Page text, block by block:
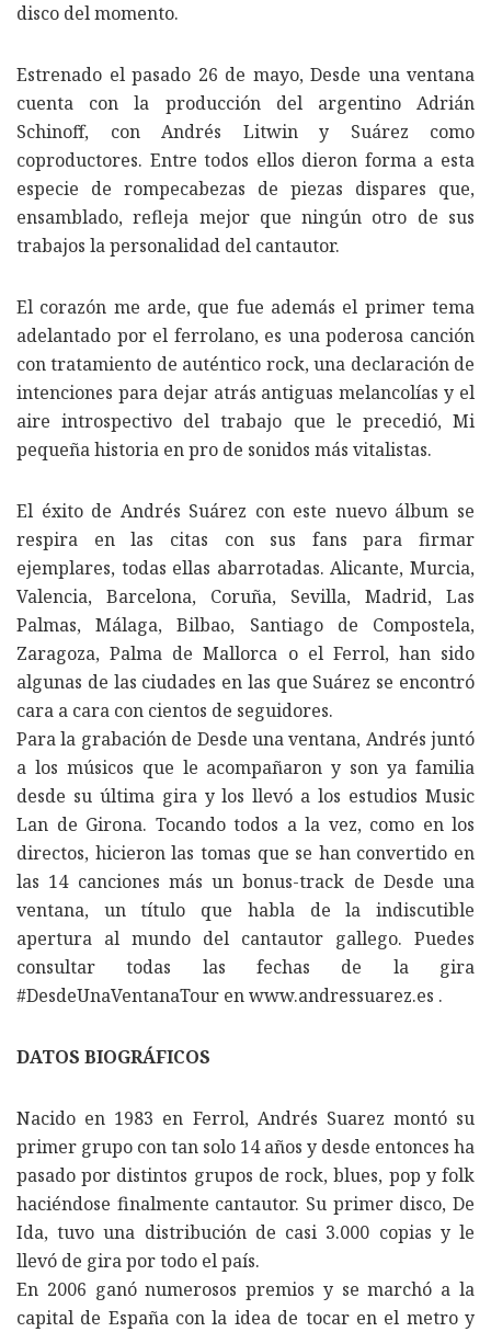
disco del momento.
Estrenado el pasado 26 de mayo, Desde una ventana
cuenta con la producción del argentino Adrián
Schinoff, con Andrés Litwin y Suárez como
coproductores. Entre todos ellos dieron forma a esta
especie de rompecabezas de piezas dispares que,
ensamblado, refleja mejor que ningún otro de sus
trabajos la personalidad del cantautor.
El corazón me arde, que fue además el primer tema
adelantado por el ferrolano, es una poderosa canción
con tratamiento de auténtico rock, una declaración de
intenciones para dejar atrás antiguas melancolías y el
aire introspectivo del trabajo que le precedió, Mi
pequeña historia en pro de sonidos más vitalistas.
El éxito de Andrés Suárez con este nuevo álbum se
respira en las citas con sus fans para firmar
ejemplares, todas ellas abarrotadas. Alicante, Murcia,
Valencia, Barcelona, Coruña, Sevilla, Madrid, Las
Palmas, Málaga, Bilbao, Santiago de Compostela,
Zaragoza, Palma de Mallorca o el Ferrol, han sido
algunas de las ciudades en las que Suárez se encontró
cara a cara con cientos de seguidores.
Para la grabación de Desde una ventana, Andrés juntó
a los músicos que le acompañaron y son ya familia
desde su última gira y los llevó a los estudios Music
Lan de Girona. Tocando todos a la vez, como en los
directos, hicieron las tomas que se han convertido en
las 14 canciones más un bonus-track de Desde una
ventana, un título que habla de la indiscutible
apertura al mundo del cantautor gallego. Puedes
consultar todas las fechas de la gira
#DesdeUnaVentanaTour en www.andressuarez.es .
DATOS BIOGRÁFICOS
Nacido en 1983 en Ferrol, Andrés Suarez montó su
primer grupo con tan solo 14 años y desde entonces ha
pasado por distintos grupos de rock, blues, pop y folk
haciéndose finalmente cantautor. Su primer disco, De
Ida, tuvo una distribución de casi 3.000 copias y le
llevó de gira por todo el país.
En 2006 ganó numerosos premios y se marchó a la
capital de España con la idea de tocar en el metro y